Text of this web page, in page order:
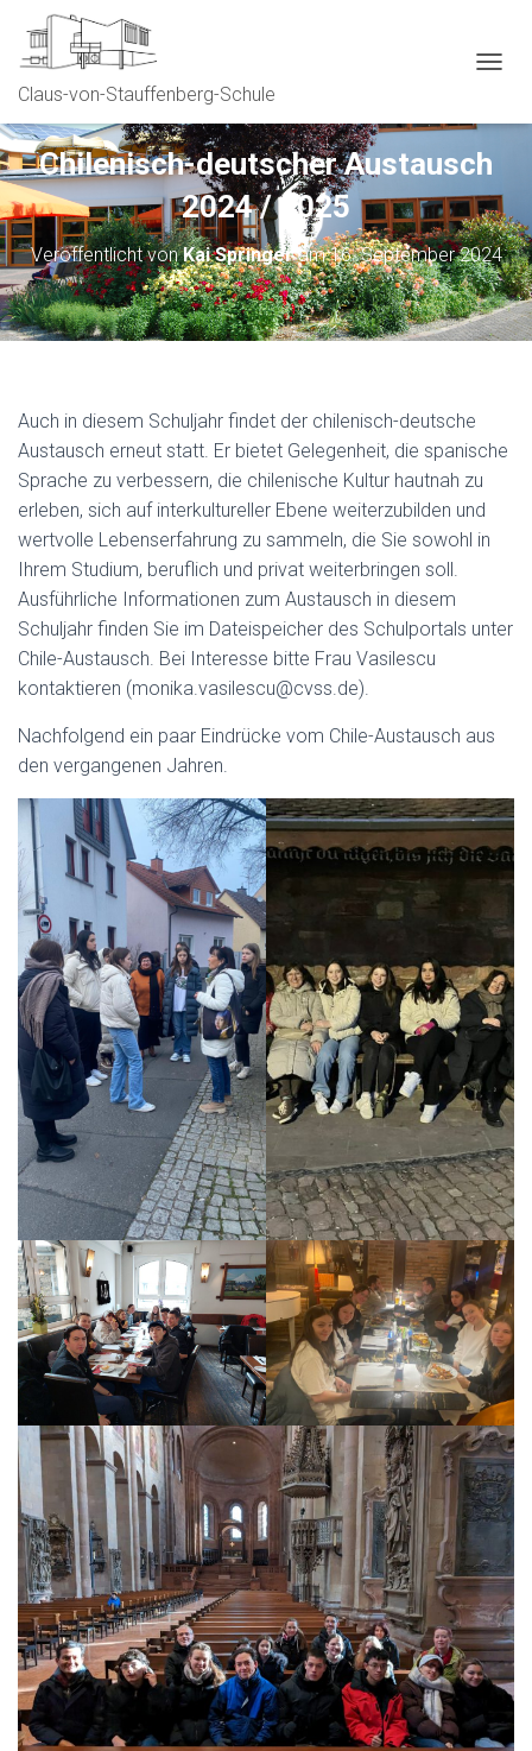
Claus-von-Stauffenberg-Schule
Chilenisch-deutscher Austausch
2024 / 2025
Veröffentlicht vonKai Springeram16. September 2024
Auch in diesem Schuljahr findet der chilenisch-deutsche
Austausch erneut statt. Er bietet Gelegenheit, die spanische
Sprache zu verbessern, die chilenische Kultur hautnah zu
erleben, sich auf interkultureller Ebene weiterzubilden und
wertvolle Lebenserfahrung zu sammeln, die Sie sowohl in
Ihrem Studium, beruflich und privat weiterbringen soll.
Ausführliche Informationen zum Austausch in diesem
Schuljahr finden Sie im Dateispeicher des Schulportals unter
Chile-Austausch. Bei Interesse bitte Frau Vasilescu
kontaktieren (monika.vasilescu@cvss.de).
Nachfolgend ein paar Eindrücke vom Chile-Austausch aus
den vergangenen Jahren.